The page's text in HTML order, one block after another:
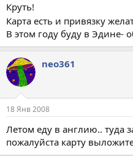
Круть!
Карта есть и привязку
В этом году буду в Эдине-
neo361
18 Янв 2008
Летом еду в англию.. туда
пожалуйста карту